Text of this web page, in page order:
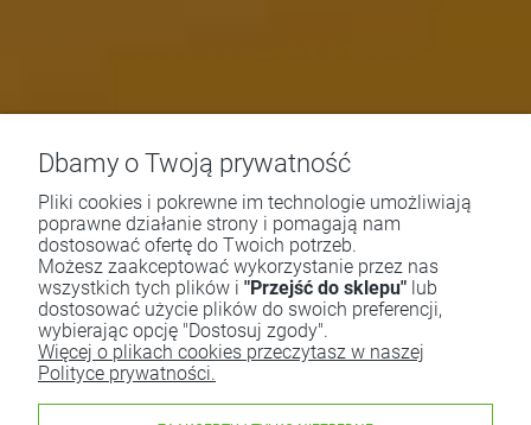
Dbamy o Twoją prywatność
Pliki cookies i pokrewne im technologie umożliwiają
poprawne działanie strony i pomagają nam
dostosować ofertę do Twoich potrzeb.
Możesz zaakceptować wykorzystanie przez nas
wszystkich tych plików i "Przejść do sklepu" lub
dostosować użycie plików do swoich preferencji,
wybierając opcję "Dostosuj zgody".
Więcej o plikach cookies przeczytasz w naszej
Polityce prywatności.